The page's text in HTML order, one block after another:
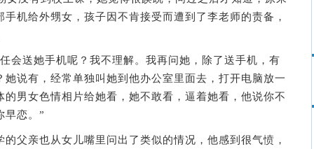
手机给外甥女，孩子因不肯接受而遭到了李老师的责备，
送她手机呢？我不理解。我再问她，除了送手机，有
她说有，经常单独叫她到他办公室里面去，打开电脑放一
的男女色情相片给她看，她不敢看，逼着她看，他说你不
早恋。”
亲也从女儿嘴里问出了类似的情况，他感到很气愤，